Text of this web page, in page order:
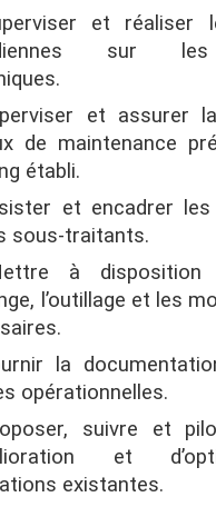
et réaliser
sur les
et assurer
de maintenance
établi.
et encadrer les
sous-traitants.
à
l’outillage et les
la
opérationnelles.
suivre et
et
existantes.